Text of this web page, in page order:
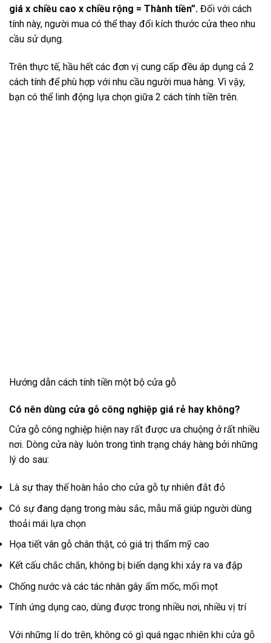
giá x chiều cao x chiều rộng = Thành tiền”. Đối với cách
tính này, người mua có thể thay đổi kích thước cửa theo nhu
cầu sử dụng.
Trên thực tế, hầu hết các đơn vị cung cấp đều áp dụng cả 2
cách tính để phù hợp với nhu cầu người mua hàng. Vì vậy,
bạn có thể linh động lựa chọn giữa 2 cách tính tiền trên.
Hướng dẫn cách tính tiền một bộ cửa gỗ
Có nên dùng cửa gỗ công nghiệp giá rẻ hay không?
Cửa gỗ công nghiệp hiện nay rất được ưa chuộng ở rất nhiều
nơi. Dòng cửa này luôn trong tình trạng cháy hàng bởi những
lý do sau:
Là sự thay thế hoàn hảo cho cửa gỗ tự nhiên đắt đỏ
Có sự đang dạng trong màu sắc, mẫu mã giúp người dùng
thoải mái lựa chọn
Họa tiết vân gỗ chân thật, có giá trị thẩm mỹ cao
Kết cấu chắc chắn, không bị biến dạng khi xảy ra va đập
Chống nước và các tác nhân gây ẩm mốc, mối mọt
Tính ứng dụng cao, dùng được trong nhiều nơi, nhiều vị trí
Với những lí do trên, không có gì quá ngạc nhiên khi cửa gỗ